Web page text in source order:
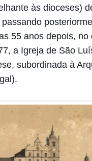
às dioceses)
55 anos depois, no
a Igreja de São
subordinada à